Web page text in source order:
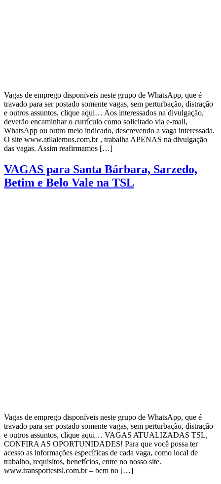
Vagas de emprego disponíveis neste grupo de WhatsApp, que é
travado para ser postado somente vagas, sem perturbação, distração
e outros assuntos, clique aqui… Aos interessados na divulgação,
deverão encaminhar o currículo como solicitado via e-mail,
WhatsApp ou outro meio indicado, descrevendo a vaga interessada.
O site www.atilalemos.com.br , trabalha APENAS na divulgação
das vagas. Assim reafirmamos […]
VAGAS para Santa Bárbara, Sarzedo,
Betim e Belo Vale na TSL
Vagas de emprego disponíveis neste grupo de WhatsApp, que é
travado para ser postado somente vagas, sem perturbação, distração
e outros assuntos, clique aqui… VAGAS ATUALIZADAS TSL,
CONFIRA AS OPORTUNIDADES! Para que você possa ter
acesso as informações específicas de cada vaga, como local de
trabalho, requisitos, benefícios, entre no nosso site.
www.transportestsl.com.br – bem no […]